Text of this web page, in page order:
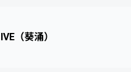
IVE（葵涌）